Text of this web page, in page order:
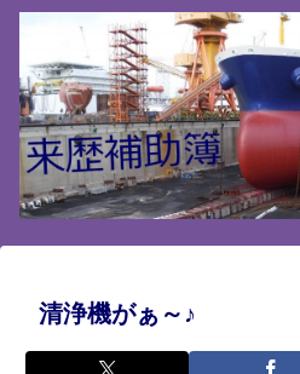
清浄機がぁ～♪